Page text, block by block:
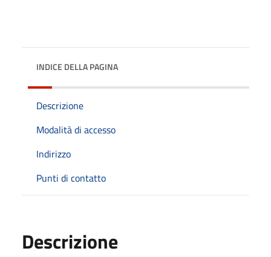
INDICE DELLA PAGINA
Descrizione
Modalità di accesso
Indirizzo
Punti di contatto
Descrizione